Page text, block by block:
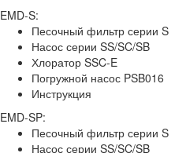
EMD-S:
Песочный фильтр серии S
Насос серии SS/SC/SB
Хлоратор SSC-E
Погружной насос PSB016
Инструкция
EMD-SP:
Песочный фильтр серии S
Насос серии SS/SC/SB